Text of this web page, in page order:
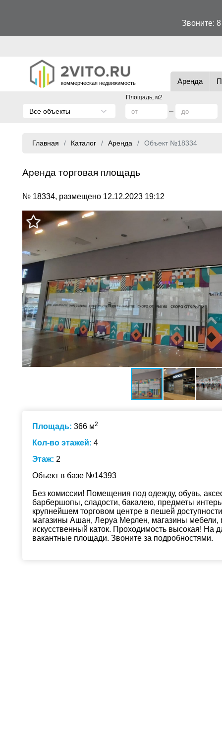
Звоните:
коммерческая недвижимость Аренда
Площадь, м2
Все объекты
Главная Каталог Аренда Объект №18334
Аренда торговая площадь
№ 18334, размещено 12.12.2023 19:12
Площадь: 366 м2
Кол-во этажей: 4
Этаж: 2
Объект в базе №14393
Без комиссии! Помещения под одежду, обувь,
барбершопы, сладости, бакалею, предметы
крупнейшем торговом центре в пешей
магазины Ашан, Леруа Мерлен, магазины мебели,
искусственный каток. Проходимость высокая! На
вакантные площади. Звоните за подробностями.